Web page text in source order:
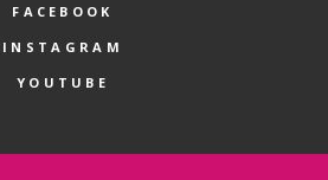
FACEBOOK
INSTAGRAM
YOUTUBE